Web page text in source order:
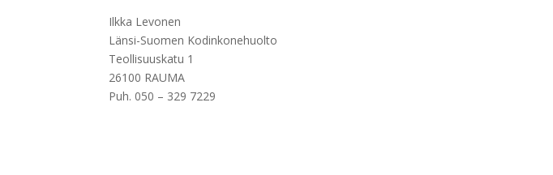
Ilkka Levonen
Länsi-Suomen Kodinkonehuolto
Teollisuuskatu 1
26100 RAUMA
Puh. 050 – 329 7229